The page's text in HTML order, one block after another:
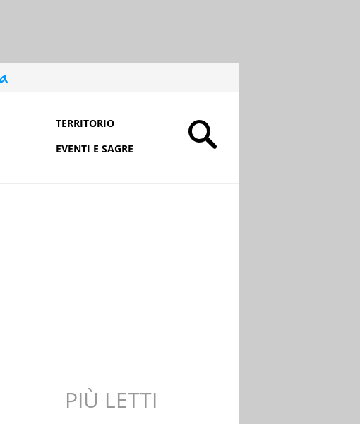
TERRITORIO
EVENTI E SAGRE
PIÙ LETTI